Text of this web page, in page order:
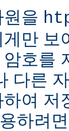
을
만 보
호를
다른
여 저
하려